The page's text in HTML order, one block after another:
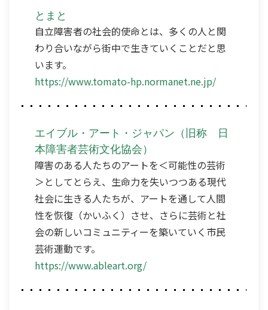
とまと
自立障害者の社会的使命とは、多くの人と関
わり合いながら街中で生きていくことだと思
います。
https://www.tomato-hp.normanet.ne.jp/
エイブル・アート・ジャパン（旧称 日
本障害者芸術文化協会）
障害のある人たちのアートを＜可能性の芸術
＞としてとらえ、生命力を失いつつある現代
社会に生きる人たちが、アートを通して人間
性を恢復（かいふく）させ、さらに芸術と社
会の新しいコミュニティーを築いていく市民
芸術運動です。
https://www.ableart.org/